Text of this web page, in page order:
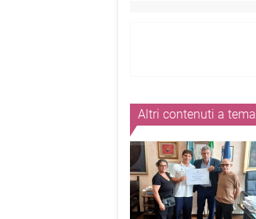
Altri contenuti a tema